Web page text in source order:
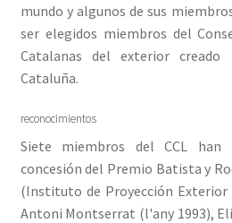
mundo y algunos de sus
ser elegidos miembros del
Catalanas del exterior
Cataluña.
reconocimientos
Siete miembros del CCL
concesión del Premio Batista y
(Instituto de Proyección Exterior
Antoni Montserrat (l'any 1993),